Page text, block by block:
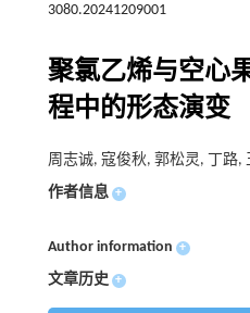
3080.20241209001
聚氯乙烯与空心
程中的形态演变
周志诚, 寇俊秋, 郭松灵, 丁路,
作者信息 +
Author information +
文章历史 +